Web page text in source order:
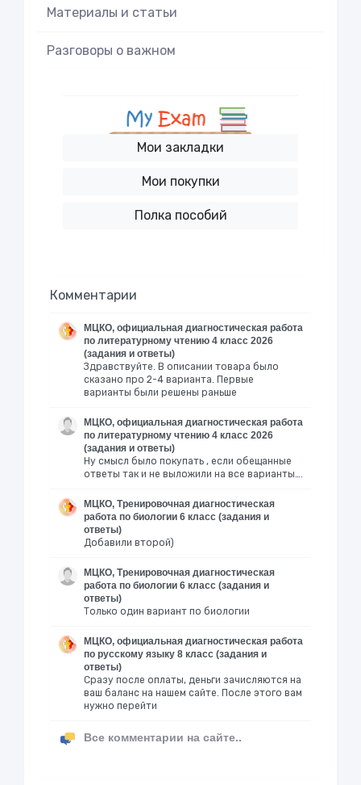
Материалы и статьи
Разговоры о важном
Мои закладки
Мои покупки
Полка пособий
Комментарии
МЦКО, официальная диагностическая работа
по литературному чтению 4 класс 2026
(задания и ответы)
Здравствуйте. В описании товара было
сказано про 2-4 варианта. Первые
варианты были решены раньше
МЦКО, официальная диагностическая работа
по литературному чтению 4 класс 2026
(задания и ответы)
Ну смысл было покупать , если обещанные
ответы так и не выложили на все варианты….
МЦКО, Тренировочная диагностическая
работа по биологии 6 класс (задания и
ответы)
Добавили второй)
МЦКО, Тренировочная диагностическая
работа по биологии 6 класс (задания и
ответы)
Только один вариант по биологии
МЦКО, официальная диагностическая работа
по русскому языку 8 класс (задания и
ответы)
Сразу после оплаты, деньги зачисляются на
ваш баланс на нашем сайте. После этого вам
нужно перейти
Все комментарии на сайте..